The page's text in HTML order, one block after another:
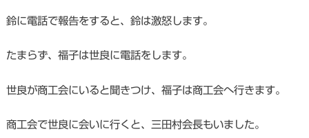
鈴に電話で報告をすると、鈴は激怒します。
たまらず、福子は世良に電話をします。
世良が商工会にいると聞きつけ、福子は商工会へ行きます。
商工会で世良に会いに行くと、三田村会長もいました。